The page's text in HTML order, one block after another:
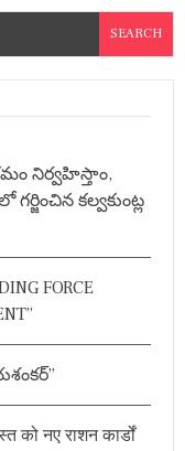
నిర్వహిస్తాం,
కల్వకుంట్ల
FORCE
को नए राशन कार्डों